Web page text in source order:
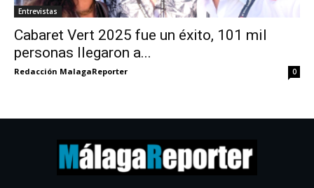
Entrevistas
Cabaret Vert 2025 fue un éxito, 101 mil
personas llegaron a...
Redacción MalagaReporter 0